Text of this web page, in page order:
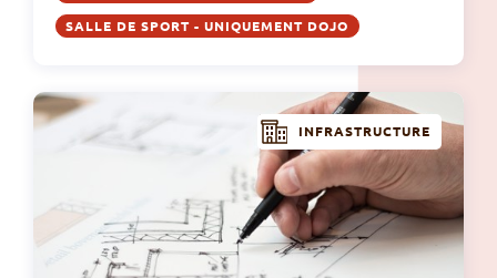
SALLE DE SPORT - UNIQUEMENT DOJO
INFRASTRUCTURE